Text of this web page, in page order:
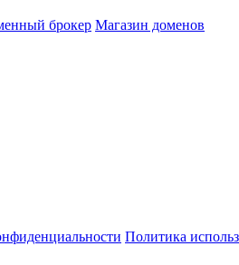
брокер Магазин доменов
Политика